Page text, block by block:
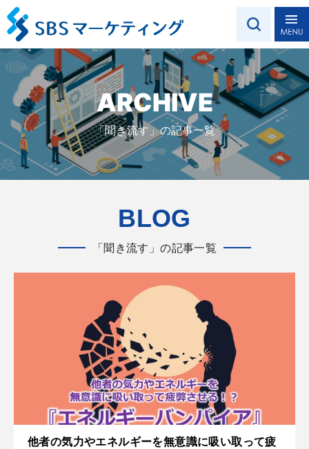
ARCHIVE
「聞き流す」の記事一覧
BLOG
「聞き流す」の記事一覧
他者の気力やエネルギーを無意識に吸い取って疲